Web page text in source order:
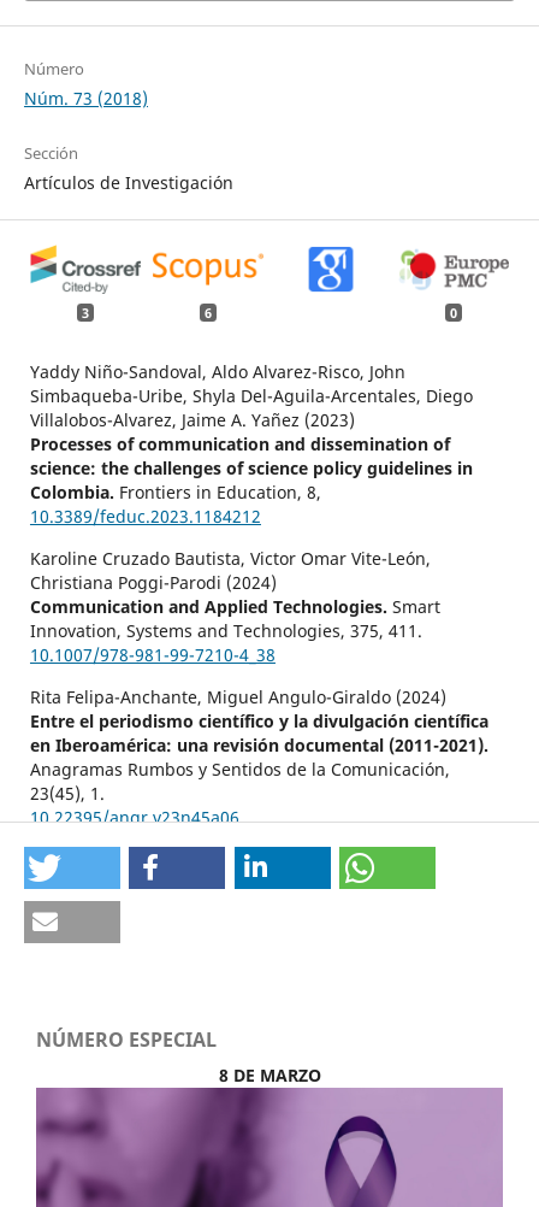
Número
Núm. 73 (2018)
Sección
Artículos de Investigación
3 6 0
Yaddy Niño-Sandoval, Aldo Alvarez-Risco, John
Simbaqueba-Uribe, Shyla Del-Aguila-Arcentales, Diego
Villalobos-Alvarez, Jaime A. Yañez (2023)
Processes of communication and dissemination of
science: the challenges of science policy guidelines in
Colombia. Frontiers in Education, 8,
10.3389/feduc.2023.1184212
Karoline Cruzado Bautista, Victor Omar Vite-León,
Christiana Poggi-Parodi (2024)
Communication and Applied Technologies. Smart
Innovation, Systems and Technologies, 375, 411.
10.1007/978-981-99-7210-4_38
Rita Felipa-Anchante, Miguel Angulo-Giraldo (2024)
Entre el periodismo científico y la divulgación científica
en Iberoamérica: una revisión documental (2011-2021).
Anagramas Rumbos y Sentidos de la Comunicación,
23(45), 1.
10.22395/angr.v23n45a06
Paronyan H. (2023)
COPYRIGHT IN SCIENTIFIC COMMUNICATION. REVIEW
AND NOTES.
Martin-Neira J.I. (2023)
10.33732/ixc/13/01Lasred
Caballerocaballero A.J. (2020)
Transmedia storytelling in the social appropriation of
knowledge.
Revista Latina De Comunicacion Social,
2020
10.4185/RLCS-2020-1462
NÚMERO ESPECIAL
8 DE MARZO